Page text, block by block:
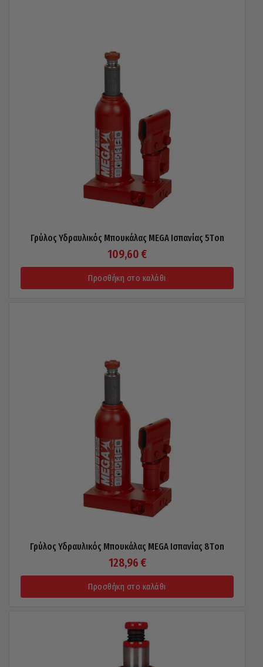
Γρύλος Υδραυλικός Μπουκάλας MEGA Ισπανίας 5Τon
109,60 €
Προσθήκη στο καλάθι
Γρύλος Υδραυλικός Μπουκάλας MEGA Ισπανίας 8Τon
128,96 €
Προσθήκη στο καλάθι